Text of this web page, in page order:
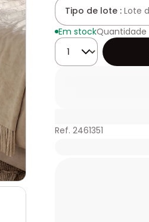
Tipo de lote : Lote
Em stock
Quantidade
Ref. 2461351